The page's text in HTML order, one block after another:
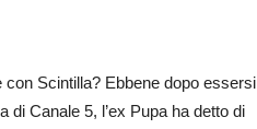
con Scintilla? Ebbene dopo essersi
Canale 5, l’ex Pupa ha detto di